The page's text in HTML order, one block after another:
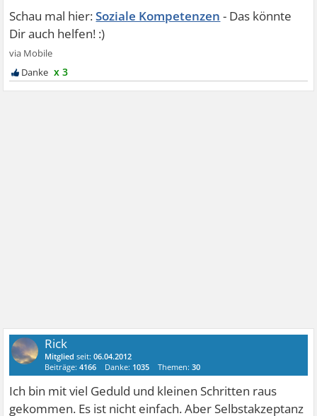
Soziale Kompetenzen
x 3
Rick
Mitglied seit:06.04.2012
Beiträge:4166 Danke: 1035 Themen:30
Ich bin mit viel Geduld und kleinen Schritten raus
gekommen. Es ist nicht einfach. Aber Selbstakzeptanz